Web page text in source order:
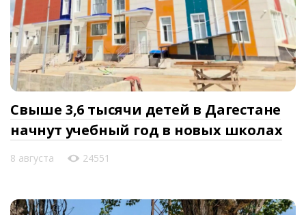
Свыше 3,6 тысячи детей в Дагестане
начнут учебный год в новых школах
8 августа 24551